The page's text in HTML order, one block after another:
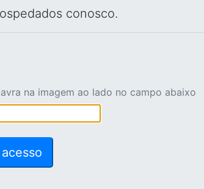
conosco.
na imagem ao lado no campo abaixo